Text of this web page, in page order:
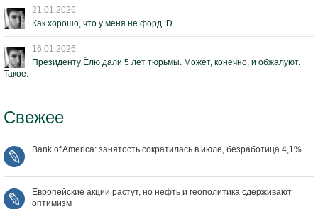
21.01.2026
Как хорошо, что у меня не форд :D
16.01.2026
Президенту Ёлю дали 5 лет тюрьмы. Может, конечно, и обжалуют.
Такое.
Свежее
Bank of America: занятость сократилась в июле, безработица 4,1%
Европейские акции растут, но нефть и геополитика сдерживают
оптимизм